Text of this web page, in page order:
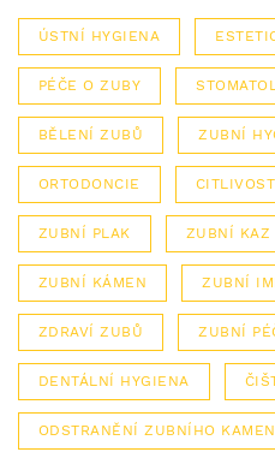
ÚSTNÍ HYGIENA
PÉČE O ZUBY
BĚLENÍ ZUBŮ ZUBNÍ
ORTODONCIE
ZUBNÍ PLAK ZUBNÍ KAZ
ZUBNÍ KÁMEN ZUBNÍ
ZDRAVÍ ZUBŮ ZUBNÍ
DENTÁLNÍ HYGIENA
ODSTRANĚNÍ ZUBNÍHO